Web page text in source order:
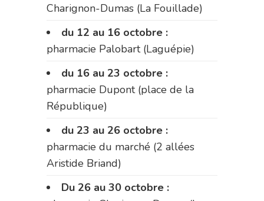
Charignon-Dumas (La Fouillade)
du 12 au 16 octobre :
pharmacie Palobart (Laguépie)
du 16 au 23 octobre :
pharmacie Dupont (place de la
République)
du 23 au 26 octobre :
pharmacie du marché (2 allées
Aristide Briand)
Du 26 au 30 octobre :